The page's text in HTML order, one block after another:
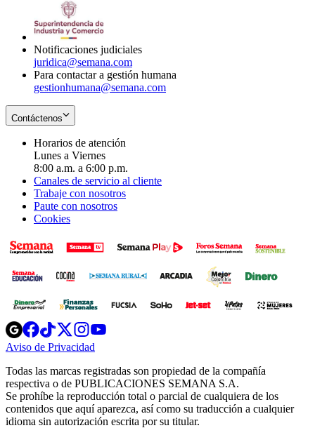
Notificaciones judiciales
juridica@semana.com
Para contactar a gestión humana
gestionhumana@semana.com
Contáctenos
Horarios de atención
Lunes a Viernes
8:00 a.m. a 6:00 p.m.
Canales de servicio al cliente
Trabaje con nosotros
Paute con nosotros
Cookies
Opens
in
new
Opens
in
new
Opens
in
new
window
Opens
new
windowwindow
Aviso de Privacidad
new
window
Todas las marcas registradas son propiedad de la compañía
respectiva o de PUBLICACIONES SEMANA S.A.
Se prohíbe la reproducción total o parcial de cualquiera de los
contenidos que aquí aparezca, así como su traducción a cualquier
idioma sin autorización escrita por su titular.